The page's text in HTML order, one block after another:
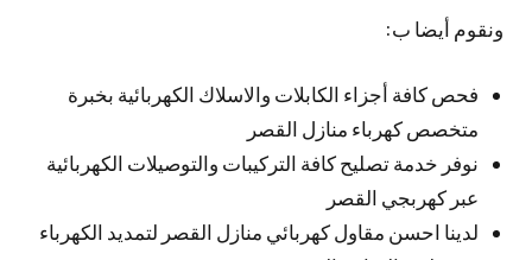
ونقوم أيضا ب:
فحص كافة أجزاء الكابلات والاسلاك الكهربائية بخبرة
متخصص كهرباء منازل القصر
نوفر خدمة تصليح كافة التركيبات والتوصيلات الكهربائية
عبر كهربجي القصر
لدينا احسن مقاول كهربائي منازل القصر لتمديد الكهرباء